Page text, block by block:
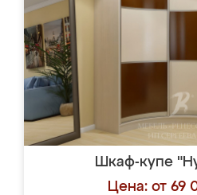
Шкаф-купе
Цена: от 69